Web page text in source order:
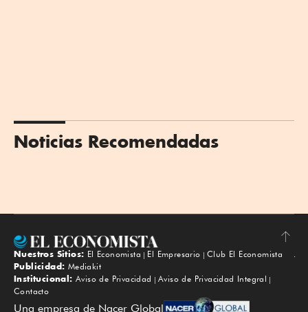
Noticias Recomendadas
Subir
Nuestros Sitios: El Economista El Empresario
Club El Economista
Publicidad: Mediakit
Institucional: Aviso de Privacidad
Aviso de Privacidad Integral
Contacto
Una empresa de Nacer Global